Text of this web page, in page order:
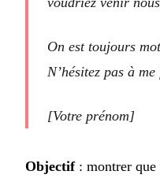
On est toujours
N’hésitez pas à
[Votre prénom]
Objectif: montrer que